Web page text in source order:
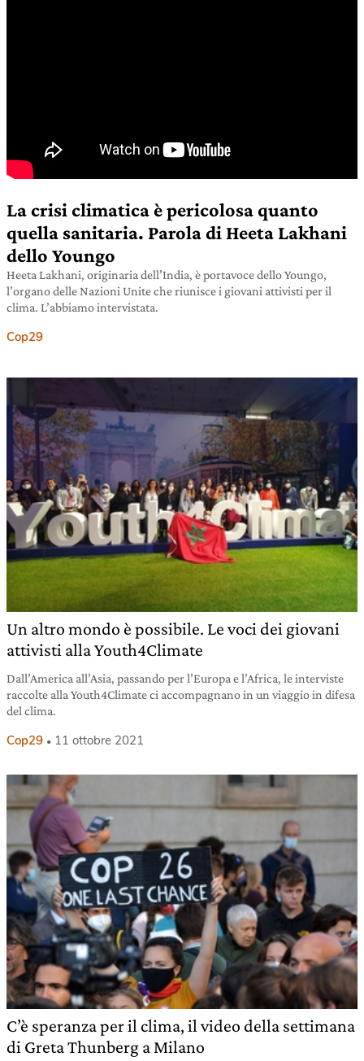
La crisi climatica è pericolosa quanto
quella sanitaria. Parola di Heeta Lakhani
dello Youngo
Heeta Lakhani, originaria dell’India, è portavoce dello Youngo,
l’organo delle Nazioni Unite che riunisce i giovani attivisti per il
clima. L’abbiamo intervistata.
Cop29
Un altro mondo è possibile. Le voci dei giovani
attivisti alla Youth4Climate
Dall’America all’Asia, passando per l’Europa e l’Africa, le interviste
raccolte alla Youth4Climate ci accompagnano in un viaggio in difesa
del clima.
Cop29 11 ottobre 2021
C’è speranza per il clima, il video della settimana
di Greta Thunberg a Milano